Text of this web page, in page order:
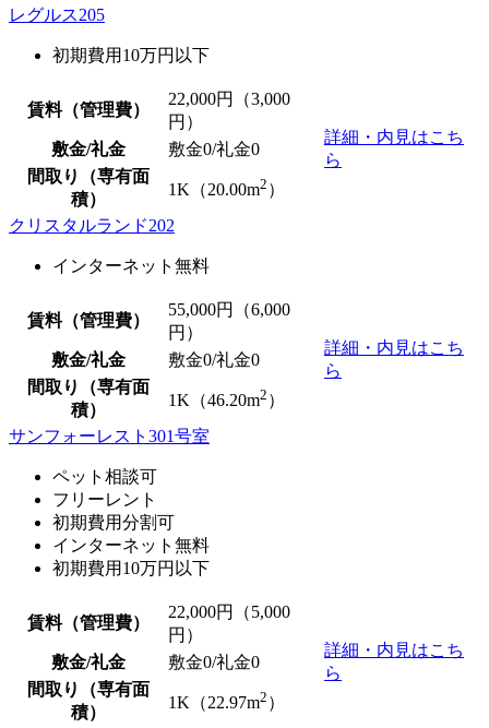
レグルス205
初期費用10万円以下
賃料（管理費）
22,000円（3,000
円）
詳細・内見はこち
ら
敷金/礼金 敷金0/礼金0
間取り（専有面
積）
1K（20.00m2 ）
クリスタルランド202
インターネット無料
賃料（管理費）
55,000円（6,000
円）
詳細・内見はこち
ら
敷金/礼金 敷金0/礼金0
間取り（専有面
積）
1K（46.20m2 ）
サンフォーレスト301号室
ペット相談可
フリーレント
初期費用分割可
インターネット無料
初期費用10万円以下
賃料（管理費）
22,000円（5,000
円）
詳細・内見はこち
ら
敷金/礼金 敷金0/礼金0
間取り（専有面
積）
1K（22.97m2 ）